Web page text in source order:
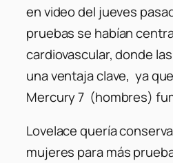
en video del jueves
pruebas se habían
cardiovascular, donde
una ventaja clave, ya
Mercury 7 (hombres)
Lovelace quería
mujeres para más